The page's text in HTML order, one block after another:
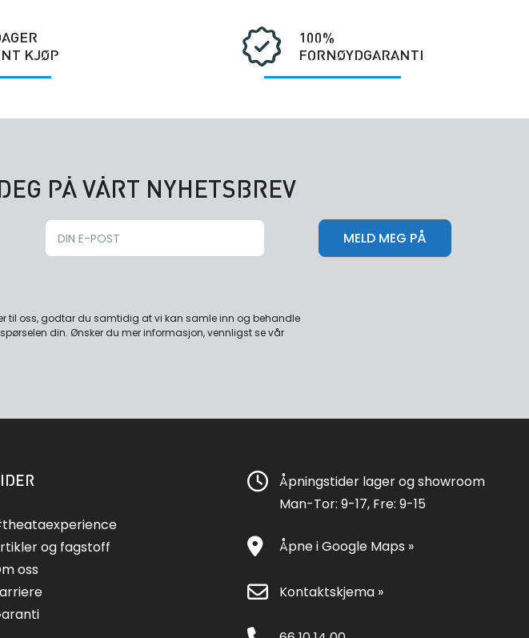
KJØP
100%
FORNØYDGARANTI
PÅ VÅRT NYHETSBREV
til oss, godtar du samtidig at vi kan samle inn og behandle
din. Ønsker du mer informasjon, vennligst se vår
og fagstoff
oss
Åpningstider lager og showroom
Man-Tor: 9-17, Fre: 9-15
Åpne i Google Maps »
Kontaktskjema »